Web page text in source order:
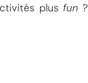
plus fun ?